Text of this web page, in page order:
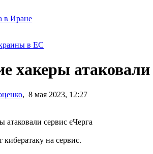
в Иране
в ЕС
хакеры
, 8 мая 2023, 12:27
кибератаку на сервис.